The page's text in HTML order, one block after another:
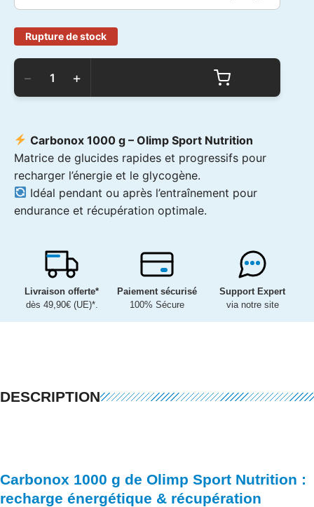
Rupture de stock
quantité
de
Sport
Carbonox
1000g
− +
Carbonox 1000 g –Olimp Sport Nutrition
Matrice de glucides rapides et progressifs pour
recharger l’énergie et le glycogène.
Idéal pendant ou après l’entraînement pour
endurance et récupération optimale.
Livraison offerte*
dès 49,90€ (UE)*.
Paiement sécurisé
100% Sécure
Support Expert
via notre site
DESCRIPTION
Carbonox 1000 g de Olimp Sport Nutrition :
recharge énergétique & récupération